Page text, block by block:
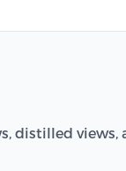
distilled views,